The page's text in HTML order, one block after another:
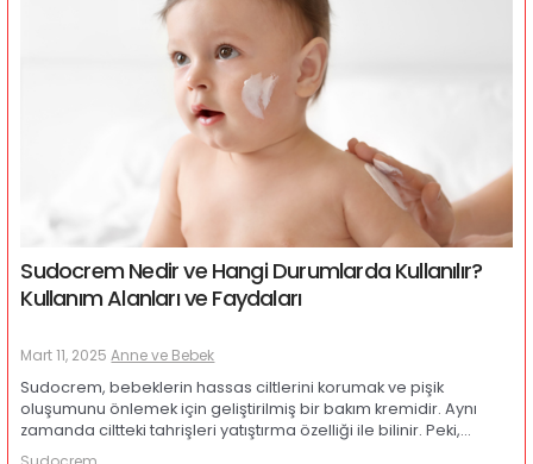
Sudocrem Nedir ve Hangi Durumlarda Kullanılır?
Kullanım Alanları ve Faydaları
Mart 11, 2025 Anne ve Bebek
Sudocrem, bebeklerin hassas ciltlerini korumak ve pişik
oluşumunu önlemek için geliştirilmiş bir bakım kremidir. Aynı
zamanda ciltteki tahrişleri yatıştırma özelliği ile bilinir. Peki,
Sudocrem yalnızca bebekler için mi? Yüzde kullanılır mı? Tüm